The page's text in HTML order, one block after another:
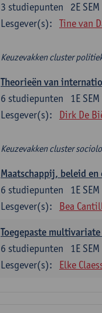
2E SEM
3 studiepunten
Lesgever(s):
Tine van
Keuzevakken cluster
Theorieën van
1E SEM
6 studiepunten
Lesgever(s):
Dirk De
Keuzevakken cluster
Maatschappij, beleid en
1E SEM
6 studiepunten
Lesgever(s):
Bea
Toegepaste multivariate
1E SEM
6 studiepunten
Lesgever(s):
Elke